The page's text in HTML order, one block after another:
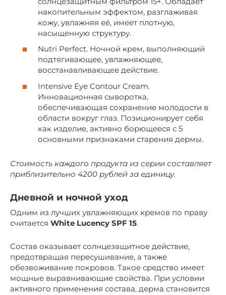
накопительным эффектом, разглаживая
кожу, увлажняя её, имеет плотную,
насыщенную структуру.
Nutri Perfect. Ночной крем, выполняющий
подтягивающее, увлажняющее,
восстанавливающее действие.
Intensive Eye Contour Cream.
Инновационная сыворотка,
обеспечивающая сохранение молодости в
области вокруг глаз. Позиционирует себя
как изделие, активно борющееся с 5
основными признаками старения дермы.
Стоимость каждого продукта из серии составляет
приблизительно 4200 рублей за единицу.
Дневной и ночной уход
Одним из лучших увлажняющих кремов по праву
считается White Lucency SPF 15.
Состав оказывает солнцезащитное действие,
предотвращая пересушивание, а также
обезвоживание покровов. Такое средство имеет
мощные выравнивающие свойства. При условии
активного применения состава, дерма становится